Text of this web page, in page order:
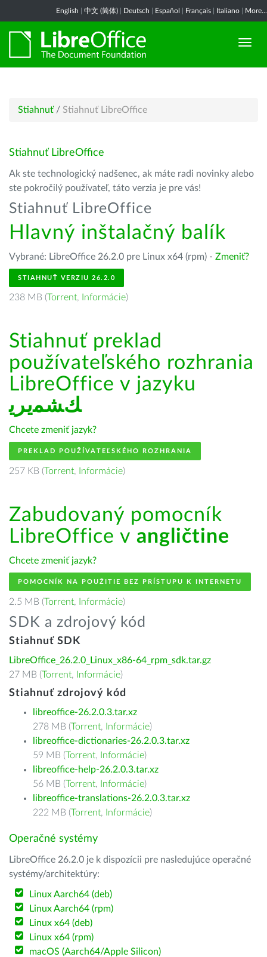
English 中文 (简体) Deutsch Español Français Italiano More...
Stiahnuť / Stiahnuť LibreOffice
Stiahnuť LibreOffice
Ak ste technologický nadšenec, ak máte radi novinky alebo
ste pokročilý používateľ, táto verzia je pre vás!
Stiahnuť LibreOffice
Hlavný inštalačný balík
Vybrané: LibreOffice 26.2.0 pre Linux x64 (rpm) - Zmeniť?
STIAHNUŤ VERZIU 26.2.0
238 MB (Torrent, Informácie)
Stiahnuť preklad
používateľského rozhrania
LibreOffice v jazyku
ﻚﺸﻤﻳﺮﻳ
Chcete zmeniť jazyk?
PREKLAD POUŽÍVATEĽSKÉHO ROZHRANIA
257 KB (Torrent, Informácie)
Zabudovaný pomocník
LibreOffice v angličtine
Chcete zmeniť jazyk?
POMOCNÍK NA POUŽITIE BEZ PRÍSTUPU K INTERNETU
2.5 MB (Torrent, Informácie)
SDK a zdrojový kód
Stiahnuť SDK
LibreOffice_26.2.0_Linux_x86-64_rpm_sdk.tar.gz
27 MB (Torrent, Informácie)
Stiahnuť zdrojový kód
libreoffice-26.2.0.3.tar.xz
278 MB (Torrent, Informácie)
libreoffice-dictionaries-26.2.0.3.tar.xz
59 MB (Torrent, Informácie)
libreoffice-help-26.2.0.3.tar.xz
56 MB (Torrent, Informácie)
libreoffice-translations-26.2.0.3.tar.xz
222 MB (Torrent, Informácie)
Operačné systémy
LibreOffice 26.2.0 je k dispozícii pre nasledujúce operačné
systémy/architektúry:
Linux Aarch64 (deb)
Linux Aarch64 (rpm)
Linux x64 (deb)
Linux x64 (rpm)
macOS (Aarch64/Apple Silicon)